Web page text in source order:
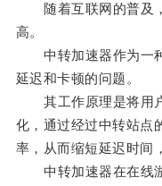
随着互联网的普及，
高。
中转加速器作为一种
延迟和卡顿的问题。
其工作原理是将用户
化，通过经过中转站点
率，从而缩短延迟时间
中转加速器在在线游